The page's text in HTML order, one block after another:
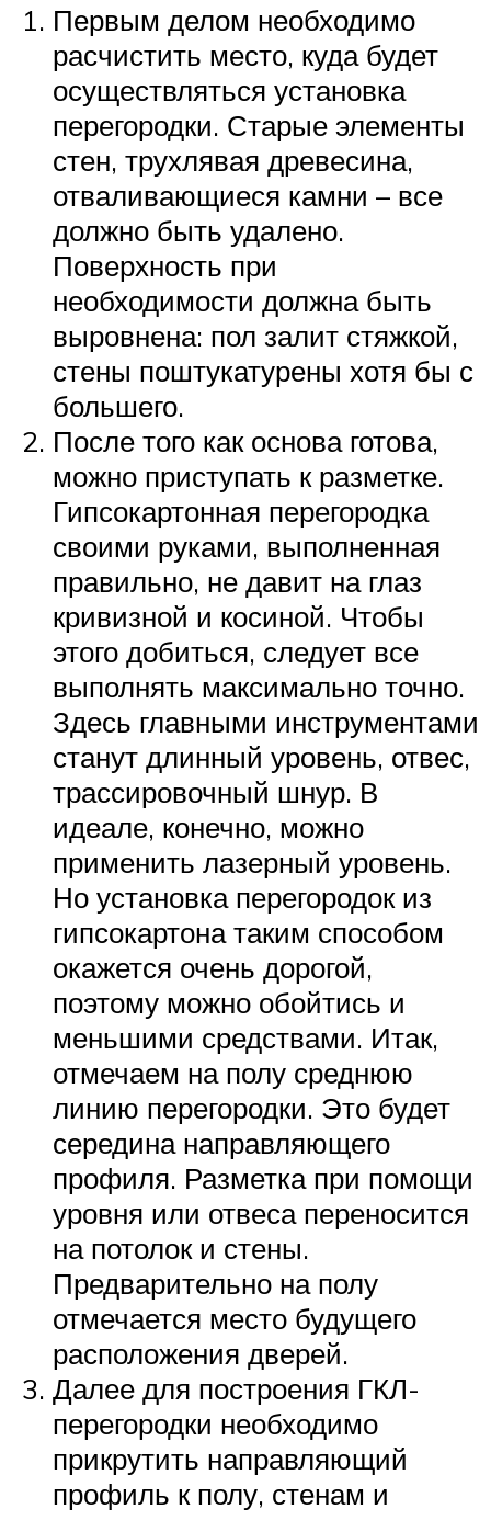
Первым делом необходимо
расчистить место, куда будет
осуществляться установка
перегородки. Старые элементы
стен, трухлявая древесина,
отваливающиеся камни – все
должно быть удалено.
Поверхность при
необходимости должна быть
выровнена: пол залит стяжкой,
стены поштукатурены хотя бы с
большего.
После того как основа готова,
можно приступать к разметке.
Гипсокартонная перегородка
своими руками, выполненная
правильно, не давит на глаз
кривизной и косиной. Чтобы
этого добиться, следует все
выполнять максимально точно.
Здесь главными инструментами
станут длинный уровень, отвес,
трассировочный шнур. В
идеале, конечно, можно
применить лазерный уровень.
Но установка перегородок из
гипсокартона таким способом
окажется очень дорогой,
поэтому можно обойтись и
меньшими средствами. Итак,
отмечаем на полу среднюю
линию перегородки. Это будет
середина направляющего
профиля. Разметка при помощи
уровня или отвеса переносится
на потолок и стены.
Предварительно на полу
отмечается место будущего
расположения дверей.
Далее для построения ГКЛ-
перегородки необходимо
прикрутить направляющий
профиль к полу, стенам и